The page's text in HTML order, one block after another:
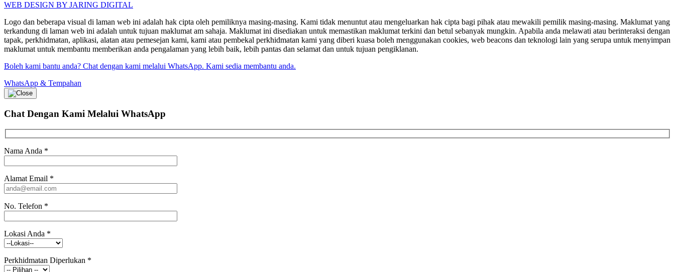
WEB DESIGN BY JARING DIGITAL
Logo dan beberapa visual di laman web ini adalah hak cipta oleh pemiliknya masing-masing. Kami tidak menuntut atau mengeluarkan hak cipta bagi pihak atau mewakili pemilik masing-masing. Maklumat yang
terkandung di laman web ini adalah untuk tujuan maklumat am sahaja. Maklumat ini disediakan untuk memastikan maklumat terkini dan betul sebanyak mungkin. Apabila anda melawati atau berinteraksi dengan
tapak, perkhidmatan, aplikasi, alatan atau pemesejan kami, kami atau pembekal perkhidmatan kami yang diberi kuasa boleh menggunakan cookies, web beacons dan teknologi lain yang serupa untuk menyimpan
maklumat untuk membantu memberikan anda pengalaman yang lebih baik, lebih pantas dan selamat dan untuk tujuan pengiklanan.
Boleh kami bantu anda? Chat dengan kami melalui WhatsApp. Kami sedia membantu anda.
WhatsApp & Tempahan
Chat Dengan Kami Melalui WhatsApp
Nama Anda *
Alamat Email *
No. Telefon *
Lokasi Anda *
Perkhidmatan Diperlukan *